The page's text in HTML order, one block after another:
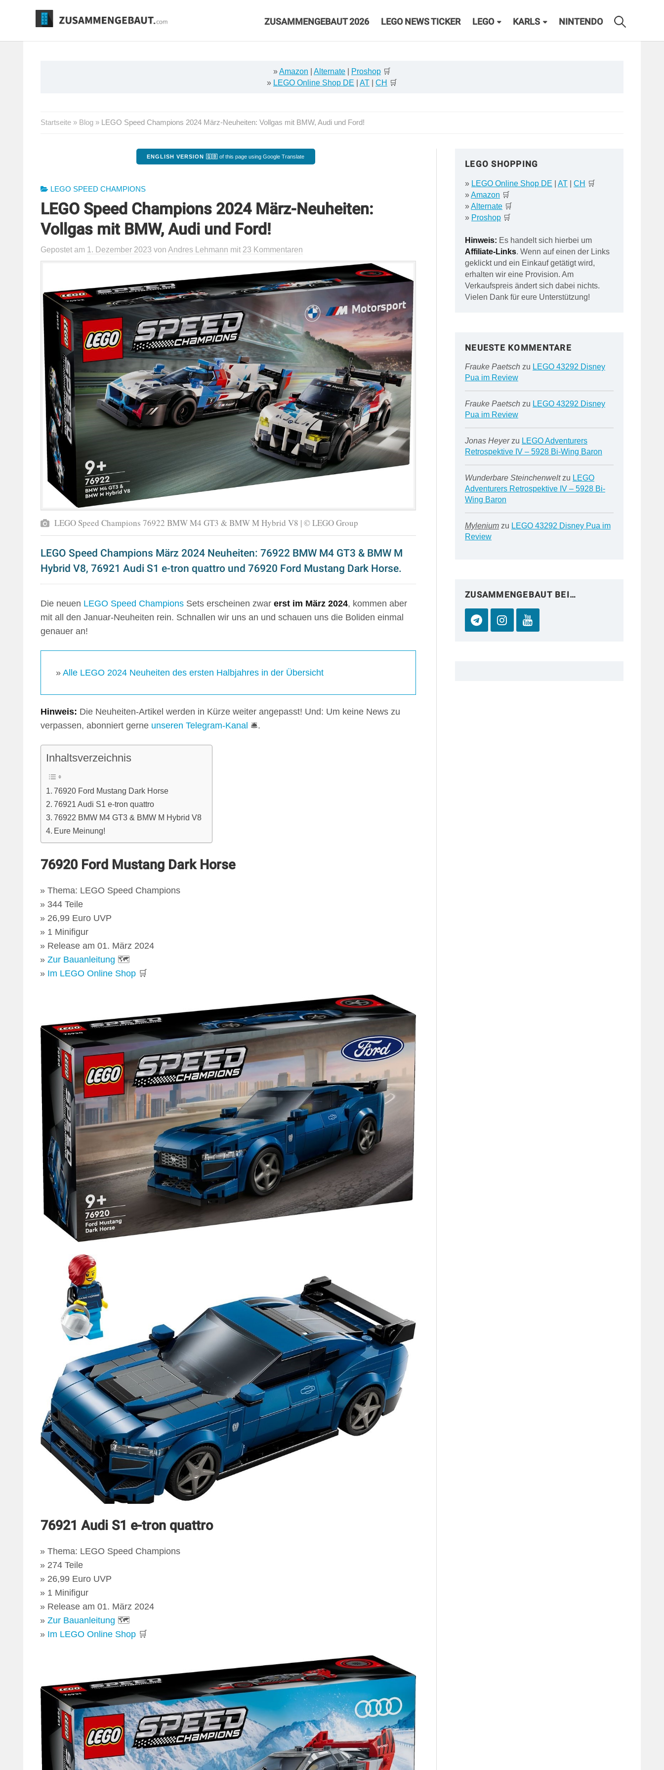
ZUSAMMENGEBAUT 2026 LEGO NEWS TICKER LEGO KARLS NINTENDO
»Amazon Alternate Proshop 🛒
» LEGO Online Shop DE AT CH 🛒
Startseite » Blog » LEGO Speed Champions 2024 März-Neuheiten: Vollgas mit BMW, Audi und Ford!
ENGLISH VERSION 🇬🇧 of this page using Google Translate
LEGO SPEED CHAMPIONS
LEGO Speed Champions 2024 März-Neuheiten:
Vollgas mit BMW, Audi und Ford!
Gepostet am 1. Dezember 2023 von Andres Lehmann mit 23 Kommentaren
LEGO Speed Champions 76922 BMW M4 GT3 & BMW M Hybrid V8 | © LEGO Group
LEGO Speed Champions März 2024 Neuheiten: 76922 BMW M4 GT3 & BMW M
Hybrid V8, 76921 Audi S1 e-tron quattro und 76920 Ford Mustang Dark Horse.
Die neuen LEGO Speed Champions Sets erscheinen zwar erst im März 2024, kommen aber
mit all den Januar-Neuheiten rein. Schnallen wir uns an und schauen uns die Boliden einmal
genauer an!
» Alle LEGO 2024 Neuheiten des ersten Halbjahres in der Übersicht
Hinweis: Die Neuheiten-Artikel werden in Kürze weiter angepasst! Und: Um keine News zu
verpassen, abonniert gerne unseren Telegram-Kanal 🛎️.
Inhaltsverzeichnis
76920 Ford Mustang Dark Horse
76921 Audi S1 e-tron quattro
76922 BMW M4 GT3 & BMW M Hybrid V8
Eure Meinung!
76920 Ford Mustang Dark Horse
Thema: LEGO Speed Champions
344 Teile
26,99 Euro UVP
1 Minifigur
Release am 01. März 2024
Zur Bauanleitung 🗺
Im LEGO Online Shop 🛒
76921 Audi S1 e-tron quattro
Thema: LEGO Speed Champions
274 Teile
26,99 Euro UVP
1 Minifigur
Release am 01. März 2024
Zur Bauanleitung 🗺
Im LEGO Online Shop 🛒
LEGO SHOPPING
» LEGO Online Shop DE AT| CH 🛒
»Amazon 🛒
»Alternate🛒
» Proshop🛒
Hinweis: Es handelt sich hierbei um
Affiliate-Links. Wenn auf einen der Links
geklickt und ein Einkauf getätigt wird,
erhalten wir eine Provision. Am
Verkaufspreis ändert sich dabei nichts.
Vielen Dank für eure Unterstützung!
NEUESTE KOMMENTARE
Frauke Paetschzu LEGO 43292 Disney
Pua im Review
Frauke Paetschzu LEGO 43292 Disney
Pua im Review
Jonas Heyerzu LEGO Adventurers
Retrospektive IV – 5928 Bi-Wing Baron
Wunderbare Steinchenweltzu LEGO
Adventurers Retrospektive IV – 5928 Bi-
Wing Baron
Myleniumzu LEGO 43292 Disney Pua im
Review
ZUSAMMENGEBAUT BEI…